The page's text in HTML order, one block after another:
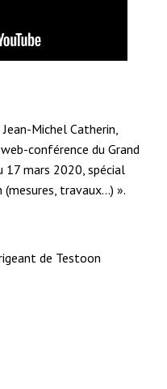
Michel Catherin,
conférence du Grand
mars 2020, spécial
travaux…) ».
de Testoon